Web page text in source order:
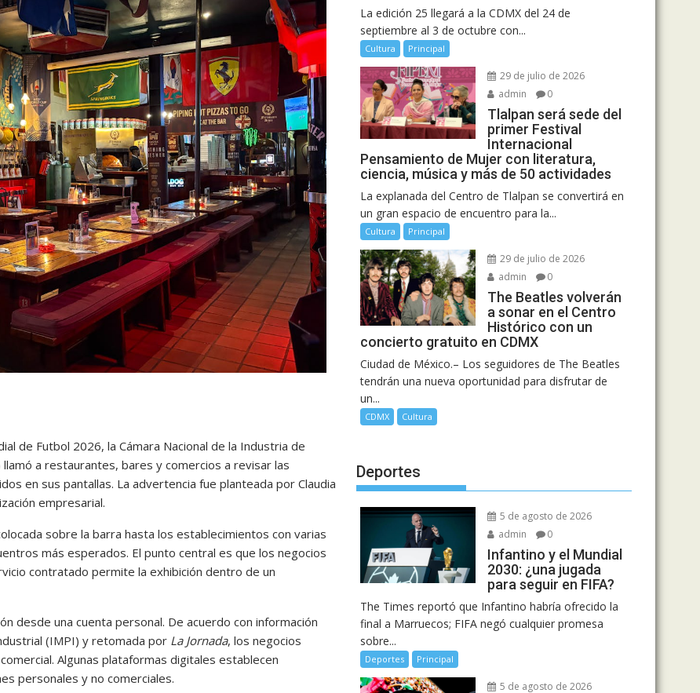
de Futbol 2026, la Cámara Nacional de la Industria de
a restaurantes, bares y comercios a revisar las
en sus pantallas. La advertencia fue planteada por Claudia
empresarial.
sobre la barra hasta los establecimientos con varias
más esperados. El punto central es que los negocios
contratado permite la exhibición dentro de un
desde una cuenta personal. De acuerdo con información
(IMPI) y retomada por La Jornada, los negocios
Algunas plataformas digitales establecen
personales y no comerciales.
La edición 25 llegará a la CDMX del 24 de
septiembre al 3 de octubre con...
Cultura Principal
29 de julio de 2026
admin
0
Tlalpan será sede del
primer Festival
Internacional
Pensamiento de Mujer con literatura,
ciencia, música y más de 50 actividades
La explanada del Centro de Tlalpan se convertirá en
un gran espacio de encuentro para la...
Cultura Principal
29 de julio de 2026
admin
0
The Beatles volverán
a sonar en el Centro
Histórico con un
concierto gratuito en CDMX
Ciudad de México.– Los seguidores de The Beatles
tendrán una nueva oportunidad para disfrutar de
un...
CDMX Cultura
Deportes
5 de agosto de 2026
admin
0
Infantino y el Mundial
2030: ¿una jugada
para seguir en FIFA?
The Times reportó que Infantino habría ofrecido la
final a Marruecos; FIFA negó cualquier promesa
sobre...
Deportes Principal
5 de agosto de 2026